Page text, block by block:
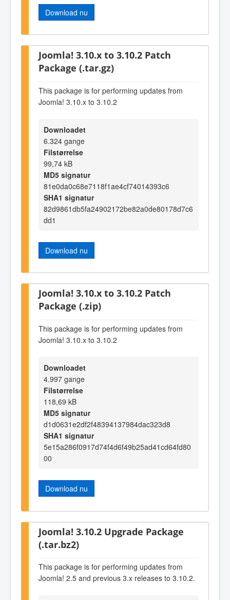
Download nu
Joomla! 3.10.x to 3.10.2 Patch
Package (.tar.gz)
This package is for performing updates from
Joomla! 3.10.x to 3.10.2
Downloadet
6.324 gange
Filstørrelse
99,74 kB
MD5 signatur
81e0da0c68e7118f1ae4cf74014393c6
SHA1 signatur
82d9861db5fa24902172be82a0de80178d7c6
dd1
Download nu
Joomla! 3.10.x to 3.10.2 Patch
Package (.zip)
This package is for performing updates from
Joomla! 3.10.x to 3.10.2
Downloadet
4.997 gange
Filstørrelse
118,69 kB
MD5 signatur
d1d0631e2df2f48394137984dac323d8
SHA1 signatur
5e15a286f0917d74f4d6f49b25ad41cd64fd80
00
Download nu
Joomla! 3.10.2 Upgrade Package
(.tar.bz2)
This package is for performing updates from
Joomla! 2.5 and previous 3.x releases to 3.10.2.